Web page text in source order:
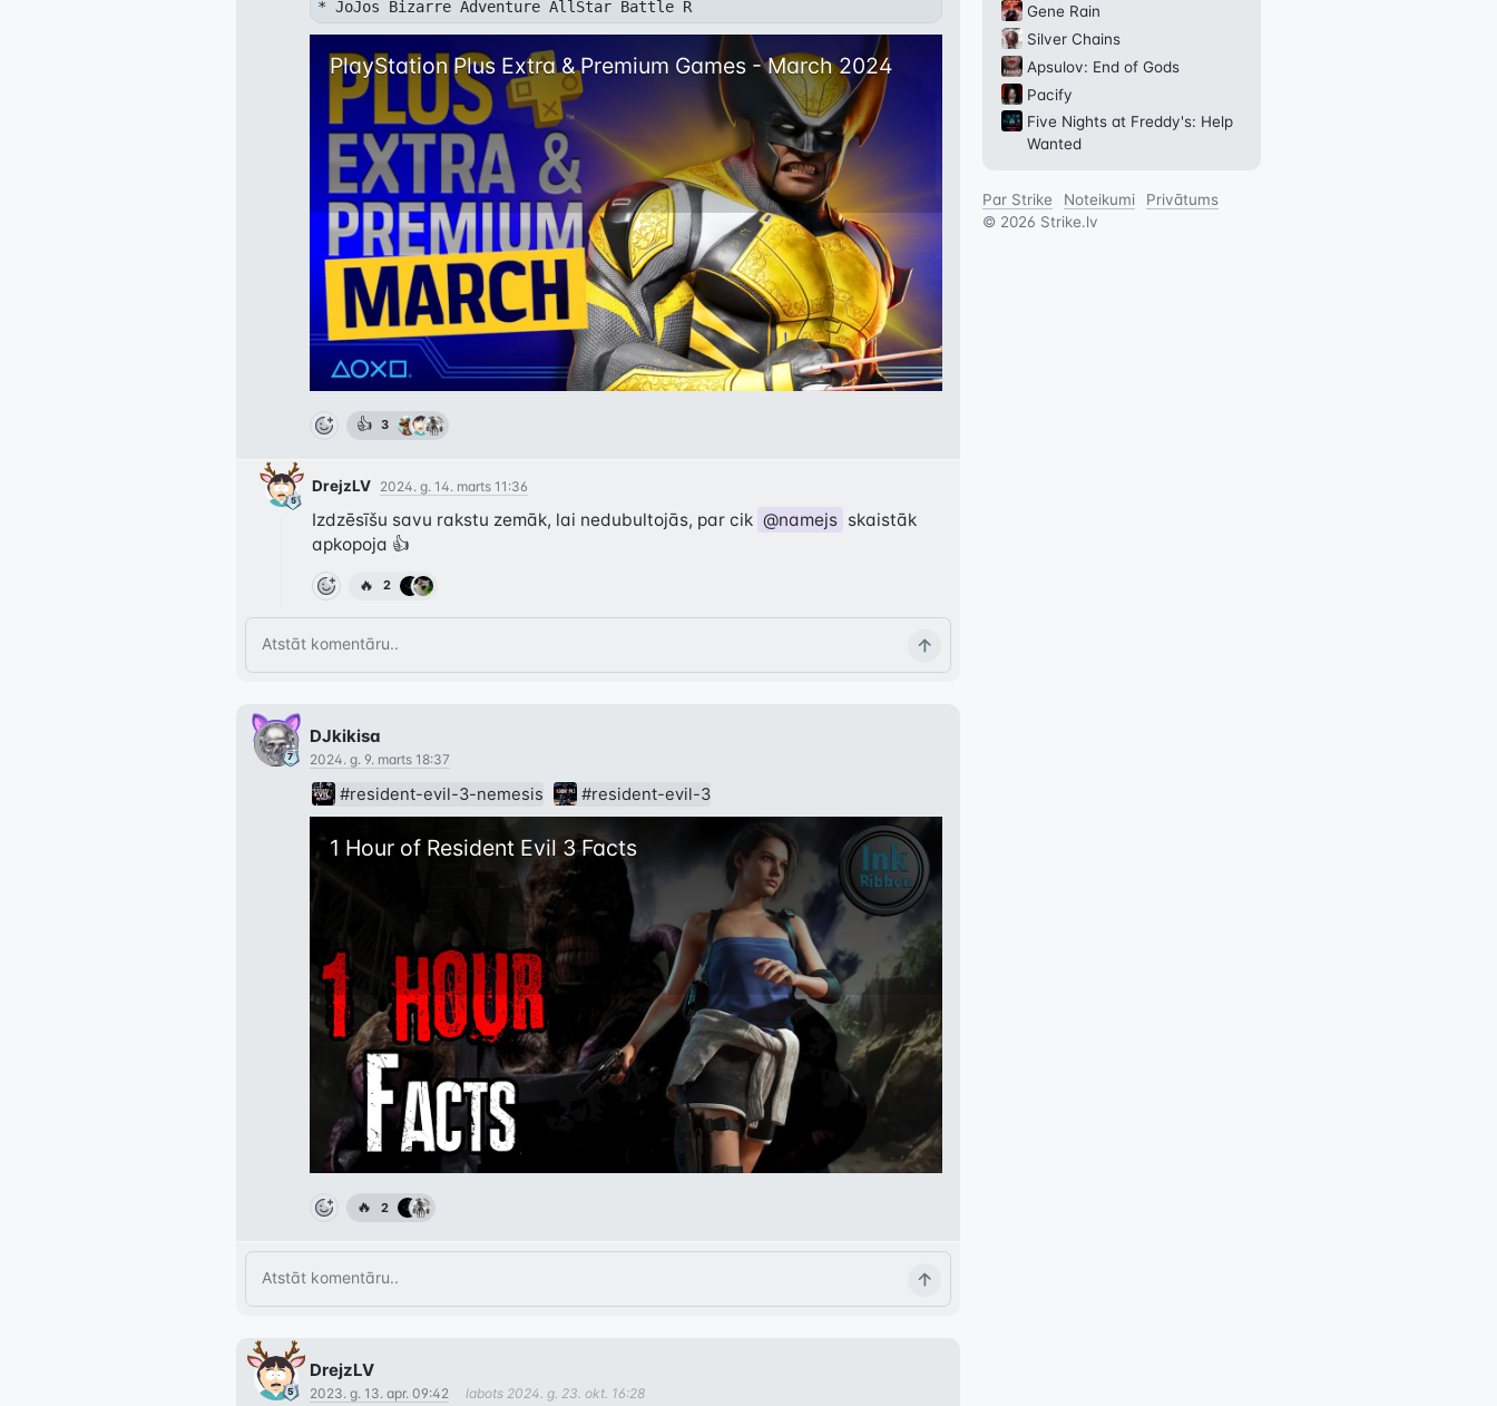
PlayStation Plus Extra & Premium Games - March 2024
👍 3
DrejzLV 2024. g. 14. marts 11:36
Izdzēsīšu savu rakstu zemāk, lai nedubultojās, par cik @namejs skaistāk
apkopoja 👍
🔥 2
DJkikisa
2024. g. 9. marts 18:37
#resident-evil-3-nemesis #resident-evil-3
1 Hour of Resident Evil 3 Facts
🔥 2
DrejzLV
2023. g. 13. apr. 09:42 labots 2024. g. 23. okt. 16:28
Gene Rain
Silver Chains
Apsulov: End of Gods
Pacify
Five Nights at Freddy's: Help
Wanted
Par Strike Noteikumi
Privātums
© 2026 Strike.lv